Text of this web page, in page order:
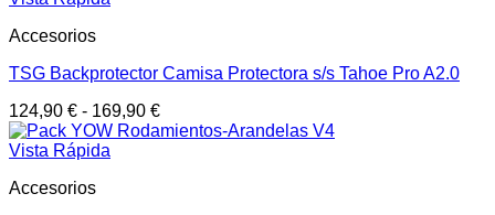
Accesorios
TSG Backprotector Camisa Protectora s/s Tahoe Pro A2.0
124,90 € - 169,90 €
Vista Rápida
Accesorios